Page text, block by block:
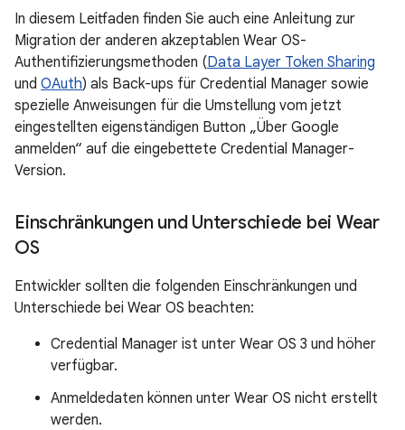
In diesem Leitfaden finden Sie auch eine Anleitung zur
Migration der anderen akzeptablen Wear OS-
Authentifizierungsmethoden (Data Layer Token Sharing
und OAuth) als Back-ups für Credential Manager sowie
spezielle Anweisungen für die Umstellung vom jetzt
eingestellten eigenständigen Button „Über Google
anmelden“ auf die eingebettete Credential Manager-
Version.
Einschränkungen und Unterschiede bei Wear
OS
Entwickler sollten die folgenden Einschränkungen und
Unterschiede bei Wear OS beachten:
Credential Manager ist unter Wear OS 3 und höher
verfügbar.
Anmeldedaten können unter Wear OS nicht erstellt
werden.